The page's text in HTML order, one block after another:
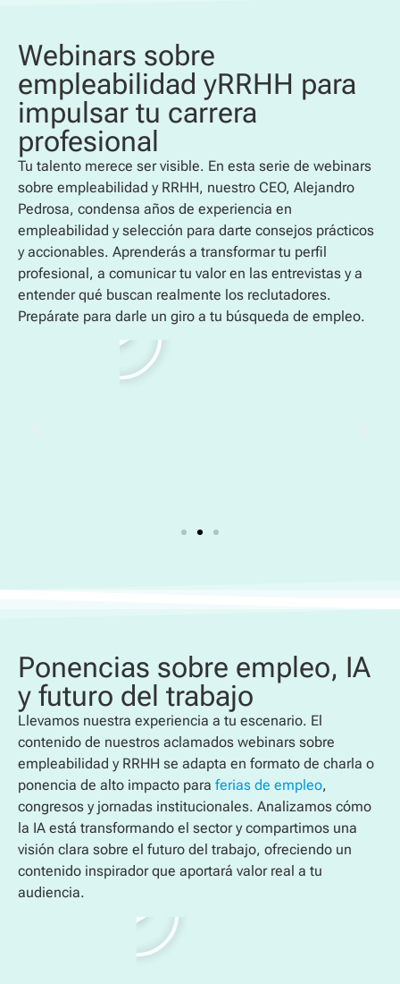
Webinars sobre
empleabilidad yRRHH para
impulsar tu carrera
profesional
Tu talento merece ser visible. En esta serie de webinars
sobre empleabilidad y RRHH, nuestro CEO, Alejandro
Pedrosa, condensa años de experiencia en
empleabilidad y selección para darte consejos prácticos
y accionables. Aprenderás a transformar tu perfil
profesional, a comunicar tu valor en las entrevistas y a
entender qué buscan realmente los reclutadores.
Prepárate para darle un giro a tu búsqueda de empleo.
Ponencias sobre empleo, IA
y futuro del trabajo
Llevamos nuestra experiencia a tu escenario. El
contenido de nuestros aclamados webinars sobre
empleabilidad y RRHH se adapta en formato de charla o
ponencia de alto impacto para ferias de empleo,
congresos y jornadas institucionales. Analizamos cómo
la IA está transformando el sector y compartimos una
visión clara sobre el futuro del trabajo, ofreciendo un
contenido inspirador que aportará valor real a tu
audiencia.